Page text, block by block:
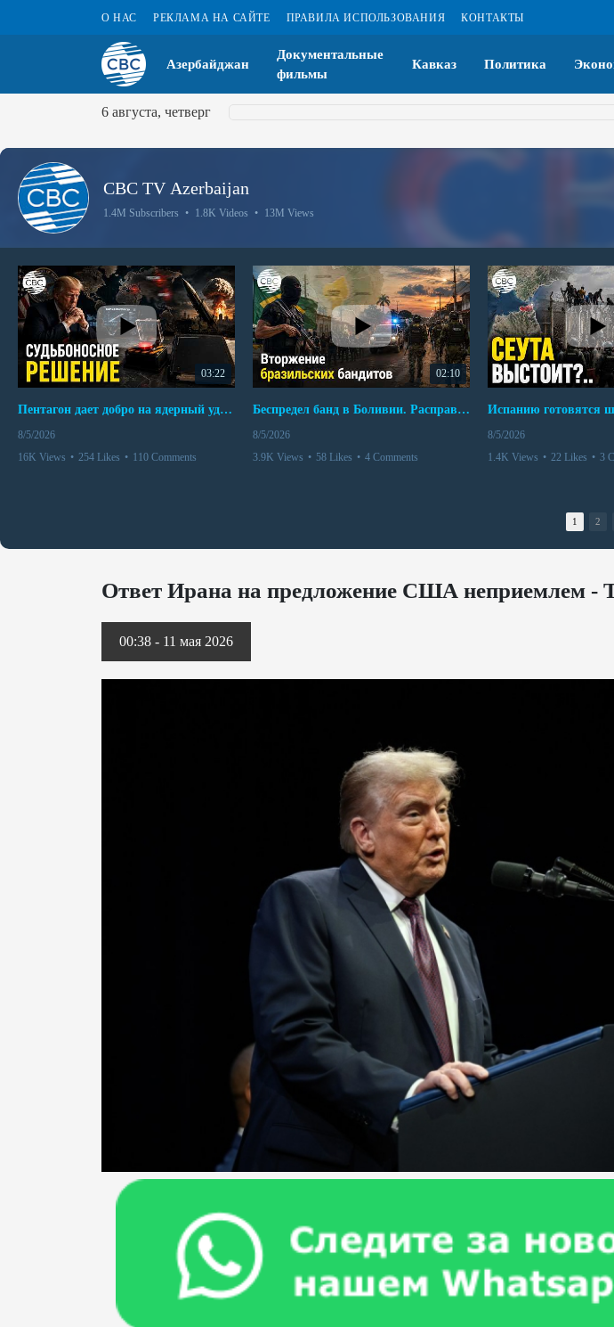
О НАС РЕКЛАМА НА САЙТЕ ПРАВИЛА ИСПОЛЬЗОВАНИЯ КОНТАКТЫ
Азербайджан
Документальные
фильмы
Кавказ Политика
6 августа, четверг
CBC TV Azerbaijan
1.4M Subscribers • 1.8K Videos • 13M Views
03:22
Пентагон дает добро на ядерный удар по противникам США
8/5/2026
16K Views • 254 Likes • 110 Comments
02:10
Беспредел банд в Боливии. Расправы над наркоторговцами
8/5/2026
3.9K Views • 58 Likes • 4 Comments
8/5/2026
1.4K Views • 22 Likes • 3
1 2
Ответ Ирана на предложение США неприемлем -
00:38 - 11 мая 2026